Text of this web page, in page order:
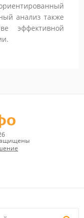
анализ также
эффективной